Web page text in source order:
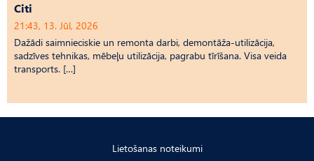
Citi
21:43, 13. Jūl, 2026
Dažādi saimnieciskie un remonta darbi, demontāža-utilizācija,
sadzīves tehnikas, mēbeļu utilizācija, pagrabu tīrīšana. Visa veida
transports. […]
Lietošanas noteikumi